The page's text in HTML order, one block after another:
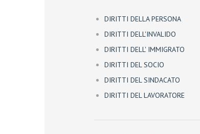
DIRITTI DELLA PERSONA
DIRITTI DELL'INVALIDO
DIRITTI DELL' IMMIGRATO
DIRITTI DEL SOCIO
DIRITTI DEL SINDACATO
DIRITTI DEL LAVORATORE